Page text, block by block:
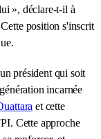
», déclare-t-il à
position s'inscrit
président qui soit
incarnée
et cette
Cette approche